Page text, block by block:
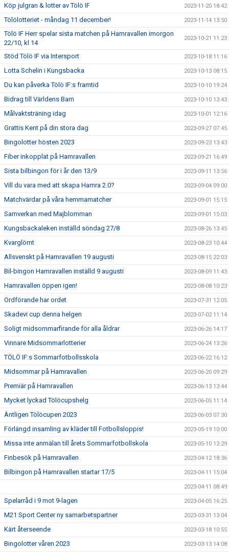
Köp julgran & lotter av Tölö IF 2023-11-20 18:42
Tölölotteriet - måndag 11 december! 2023-11-14 13:50
Tölö IF Herr spelar sista matchen på Hamravallen imorgon
22/10, kl 14
2023-10-21 11:23
Stöd Tölö IF via Intersport 2023-10-18 11:16
Lotta Schelin i Kungsbacka 2023-10-13 08:15
Du kan påverka Tölö IF:s framtid 2023-10-10 19:24
Bidrag till Världens Barn 2023-10-10 13:43
Målvaktsträning idag 2023-10-01 12:16
Grattis Kent på din stora dag 2023-09-27 07:45
Bingolotter hösten 2023 2023-09-23 13:43
Fiber inkopplat på Hamravallen 2023-09-21 16:49
Sista bilbingon för i år den 13/9 2023-09-11 13:56
Vill du vara med att skapa Hamra 2.0? 2023-09-04 09:00
Matchvärdar på våra hemmamatcher 2023-09-01 15:15
Samverkan med Majblomman 2023-09-01 15:03
Kungsbackaleken inställd söndag 27/8 2023-08-26 13:45
Kvarglömt 2023-08-23 10:44
Allsvenskt på Hamravallen 19 augusti 2023-08-15 22:03
Bil-bingon Hamravallen inställd 9 augusti 2023-08-09 11:43
Hamravallen öppen igen! 2023-08-08 10:23
Ordförande har ordet 2023-07-31 12:05
Skadevi cup denna helgen 2023-07-02 11:14
Soligt midsommarfirande för alla åldrar 2023-06-26 14:17
Vinnare Midsommarlotterier 2023-06-24 13:26
TÖLÖ IF:s Sommarfotbollsskola 2023-06-22 16:12
Midsommar på Hamravallen 2023-06-20 09:29
Premiär på Hamravallen 2023-06-13 13:44
Mycket lyckad Tölöcupshelg 2023-06-05 11:14
Äntligen Tölöcupen 2023 2023-06-03 07:30
Förlängd insamling av kläder till Fotbollsloppis! 2023-05-19 10:00
Missa inte anmälan till årets Sommarfotbollskola 2023-05-10 13:29
Finbesök på Hamravallen 2023-04-12 18:36
Bilbingon på Hamravallen startar 17/5 2023-04-11 15:04
2023-04-11 08:49
Spelarråd i 9 mot 9-lagen 2023-04-05 16:25
M21 Sport Center ny samarbetspartner 2023-03-31 13:04
Kärt återseende 2023-03-18 10:55
Bingolotter våren 2023 2023-03-13 14:08